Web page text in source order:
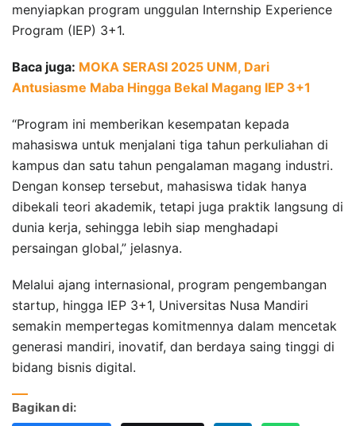
menyiapkan program unggulan Internship Experience
Program (IEP) 3+1.
Baca juga: MOKA SERASI 2025 UNM, Dari
Antusiasme Maba Hingga Bekal Magang IEP 3+1
“Program ini memberikan kesempatan kepada
mahasiswa untuk menjalani tiga tahun perkuliahan di
kampus dan satu tahun pengalaman magang industri.
Dengan konsep tersebut, mahasiswa tidak hanya
dibekali teori akademik, tetapi juga praktik langsung di
dunia kerja, sehingga lebih siap menghadapi
persaingan global,” jelasnya.
Melalui ajang internasional, program pengembangan
startup, hingga IEP 3+1, Universitas Nusa Mandiri
semakin mempertegas komitmennya dalam mencetak
generasi mandiri, inovatif, dan berdaya saing tinggi di
bidang bisnis digital.
Bagikan di: